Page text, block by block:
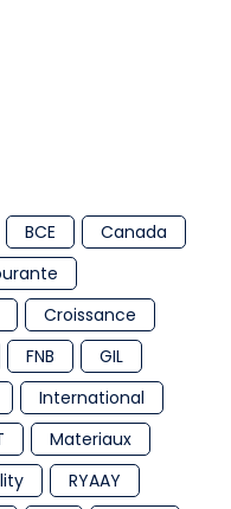
BCE
Canada
Croissance
FNB
GIL
International
Materiaux
RYAAY